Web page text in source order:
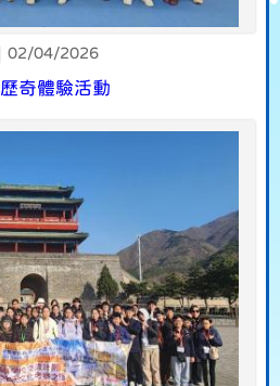
02/04/2026
奇體驗活動